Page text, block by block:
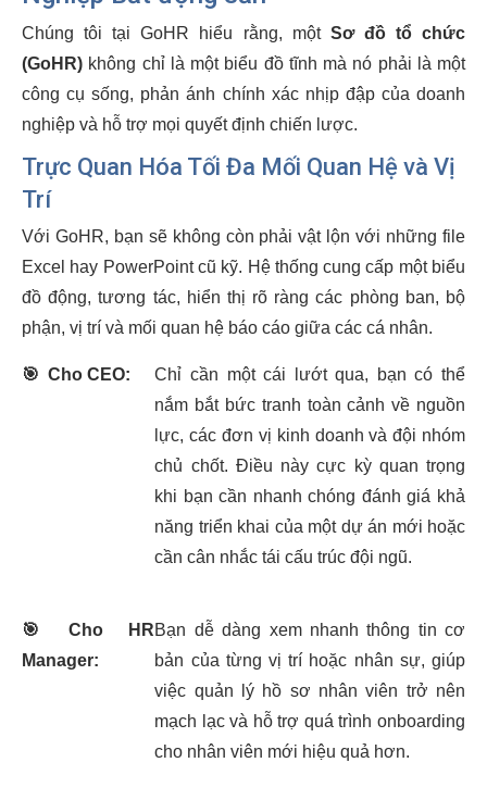
Chúng tôi tại GoHR hiểu rằng, một Sơ đồ tổ chức
(GoHR) không chỉ là một biểu đồ tĩnh mà nó phải là một
công cụ sống, phản ánh chính xác nhịp đập của doanh
nghiệp và hỗ trợ mọi quyết định chiến lược.
Trực Quan Hóa Tối Đa Mối Quan Hệ và Vị
Trí
Với GoHR, bạn sẽ không còn phải vật lộn với những file
Excel hay PowerPoint cũ kỹ. Hệ thống cung cấp một biểu
đồ động, tương tác, hiển thị rõ ràng các phòng ban, bộ
phận, vị trí và mối quan hệ báo cáo giữa các cá nhân.
🎯 Cho CEO:
Chỉ cần một cái lướt qua, bạn có thể
nắm bắt bức tranh toàn cảnh về nguồn
lực, các đơn vị kinh doanh và đội nhóm
chủ chốt. Điều này cực kỳ quan trọng
khi bạn cần nhanh chóng đánh giá khả
năng triển khai của một dự án mới hoặc
cần cân nhắc tái cấu trúc đội ngũ.
🎯
Cho HR
Manager:
Bạn dễ dàng xem nhanh thông tin cơ
bản của từng vị trí hoặc nhân sự, giúp
việc quản lý hồ sơ nhân viên trở nên
mạch lạc và hỗ trợ quá trình onboarding
cho nhân viên mới hiệu quả hơn.